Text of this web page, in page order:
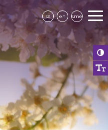
se en sme